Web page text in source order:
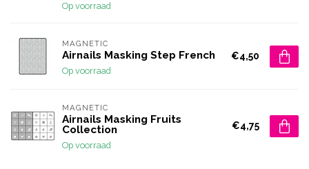
Op voorraad
MAGNETIC
Airnails Masking Step French
Op voorraad
€4,50
MAGNETIC
Airnails Masking Fruits
Collection
Op voorraad
€4,75